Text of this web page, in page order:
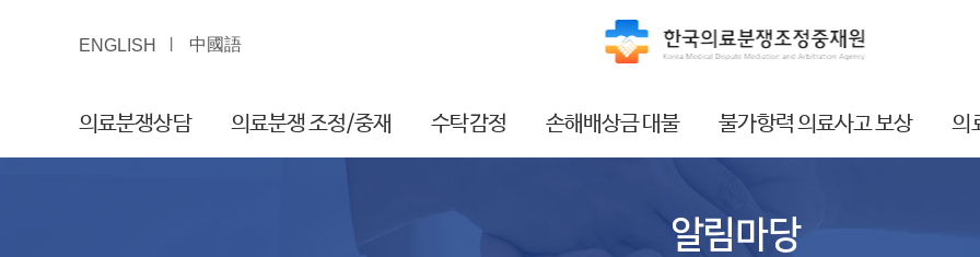
ENGLISH 中國語
의료분쟁상담 의료분쟁 조정/중재 수탁감정 손해배상금 대불 불가항력 의료사고 보상 의
알림마당